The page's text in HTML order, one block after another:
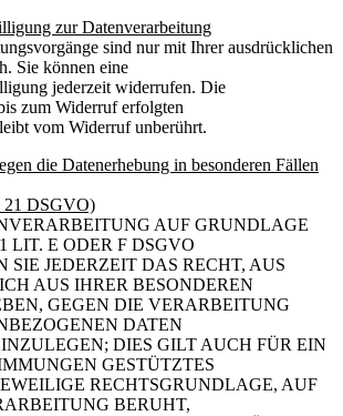
zur Datenverarbeitung
sind nur mit Ihrer ausdrücklichen
Sie können eine
jederzeit widerrufen. Die
zum Widerruf erfolgten
vom Widerruf unberührt.
die Datenerhebung in besonderen Fällen
21 DSGVO)
AUF GRUNDLAGE
LIT. E ODER F DSGVO
SIE JEDERZEIT DAS RECHT, AUS
AUS IHRER BESONDEREN
GEGEN DIE VERARBEITUNG
DATEN
DIES GILT AUCH FÜR EIN
GESTÜTZTES
RECHTSGRUNDLAGE, AUF
BERUHT,